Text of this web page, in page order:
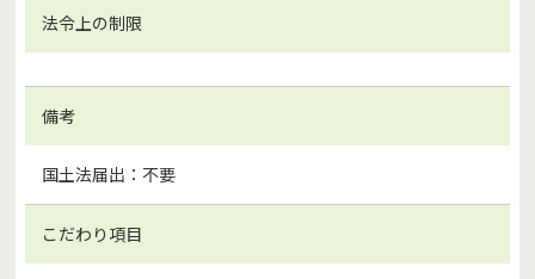
法令上の制限
備考
国土法届出：不要
こだわり項目